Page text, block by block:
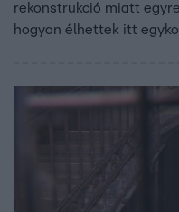
rekonstrukció miatt
hogyan élhettek itt